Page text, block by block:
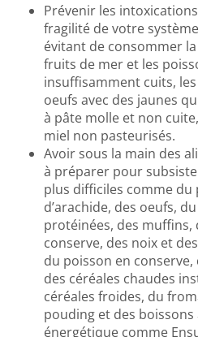
Prévenir les
fragilité de votre
évitant de consommer
fruits de mer et les
insuffisamment cuits,
oeufs avec des jaunes
à pâte molle et non
miel non pasteurisés.
Avoir sous la main des
à préparer pour
plus difficiles comme du
d’arachide, des oeufs,
protéinées, des muffins,
conserve, des noix et
du poisson en conserve,
des céréales chaudes
céréales froides, du
pouding et des
énergétique comme